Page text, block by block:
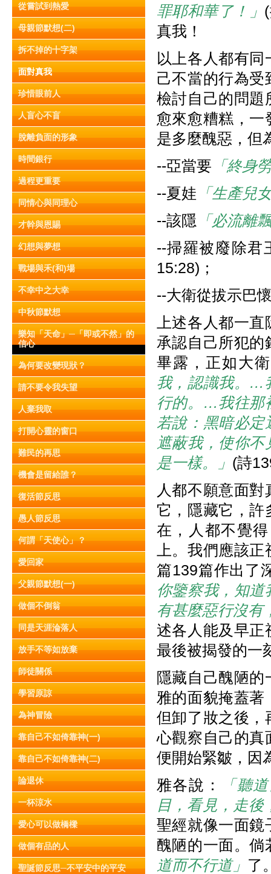
從嘗試到熱愛
母親節默想(二)
拆不掉的十字架
面對真我
珍惜眼前人
人盲心不盲
脫離負面的形象
時間銀行
過程更重要
同情心與同理心
才幹與恩賜
幻想與夢想
戰場與禾(和)場
不幸中之大幸
中秋節默想
樂知「天命」─「即或不然」的
信心
為何要改變現狀？
請不要令我失望
人棄我取
打開心靈的窗口
難民的再思
機會是留給誰？
復活節反思
愚人節反思
何謂「天使心」？
愛回家
父親節默想(一)
做個不倒翁
同是天涯淪落人
放手不等如放棄
師徒關係
學習原諒
為神冒險
靠自己不如倚靠神(一)
靠自己不如倚靠神(二)
論退休
一杯涼水
愛心可以做橋樑
做個有品的人
聖誕節反思─不平安中的平安
罪耶和華了！」
真我！
以上各人都有
己不當的行為受
檢討自己的問題
愈來愈糟糕，一
是多麼醜惡，但
--亞當要 「終身
--夏娃 「生產兒
--該隱 「必流離
--掃羅被廢除君
15:28)；
--大衛從拔示巴
上述各人都一
承認自己所犯的
畢露，正如大
我，認識我。…
行的。…我往那
若說：黑暗必定
遮蔽我，使你
是一樣。」 (詩
人都不願意面
它，隱藏它，許
在，人都不覺
上。我們應該
篇139篇作出了
你鑒察我，知
有甚麼惡行沒有
述各人能及早正
最後被揭發的一
隱藏自己醜陋
雅的面貌掩蓋著
但卸了妝之後，
心觀察自己的真
便開始緊皺，因
雅各說：
「聽
目，看見，走後
聖經就像一面鏡
醜陋的一面。倘
道而不行道」 了